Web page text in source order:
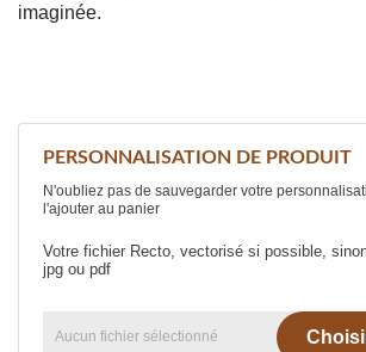
imaginée.
PERSONNALISATION DE PRODUIT
N'oubliez pas de sauvegarder votre
l'ajouter au panier
Votre fichier Recto, vectorisé si possible,
jpg ou pdf
Aucun fichier sélectionné